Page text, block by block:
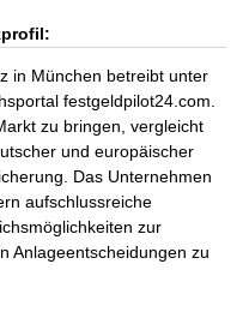
in München betreibt unter
festgeldpilot24.com.
zu bringen, vergleicht
und europäischer
Das Unternehmen
aufschlussreiche
zur
Anlageentscheidungen zu